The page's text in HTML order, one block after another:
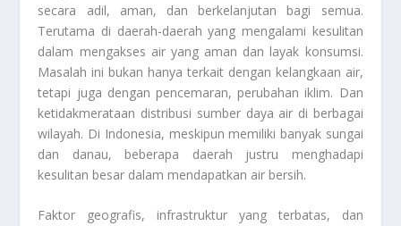
secara adil, aman, dan berkelanjutan bagi semua.
Terutama di daerah-daerah yang mengalami kesulitan
dalam mengakses air yang aman dan layak konsumsi.
Masalah ini bukan hanya terkait dengan kelangkaan air,
tetapi juga dengan pencemaran, perubahan iklim. Dan
ketidakmerataan distribusi sumber daya air di berbagai
wilayah. Di Indonesia, meskipun memiliki banyak sungai
dan danau, beberapa daerah justru menghadapi
kesulitan besar dalam mendapatkan air bersih.
Faktor geografis, infrastruktur yang terbatas, dan